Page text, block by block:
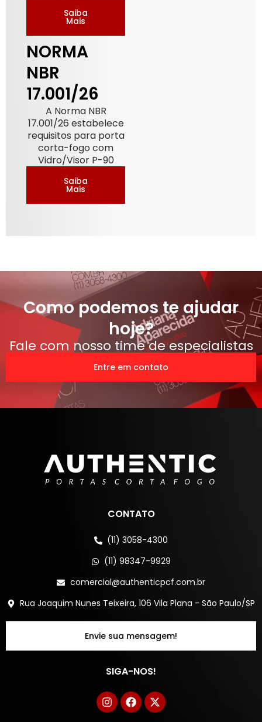
Saiba
Mais
NORMA
NBR
17.001/26
A Norma NBR
17.001/26 estabelece
requisitos para porta
corta-fogo com
Vidro/Visor P-90
Saiba
Mais
Como podemos te ajudar
hoje?
Fale com nosso time de especialistas
Entre em contato
CONTATO
(11) 3058-4300
(11) 98347-9929
comercial@authenticpcf.com.br
Rua Joaquim Nunes Teixeira, 106 Vila Plana - São Paulo/SP
Envie sua mensagem!
SIGA-NOS!